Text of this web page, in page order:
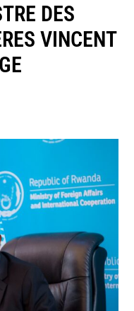
DES
VINCENT